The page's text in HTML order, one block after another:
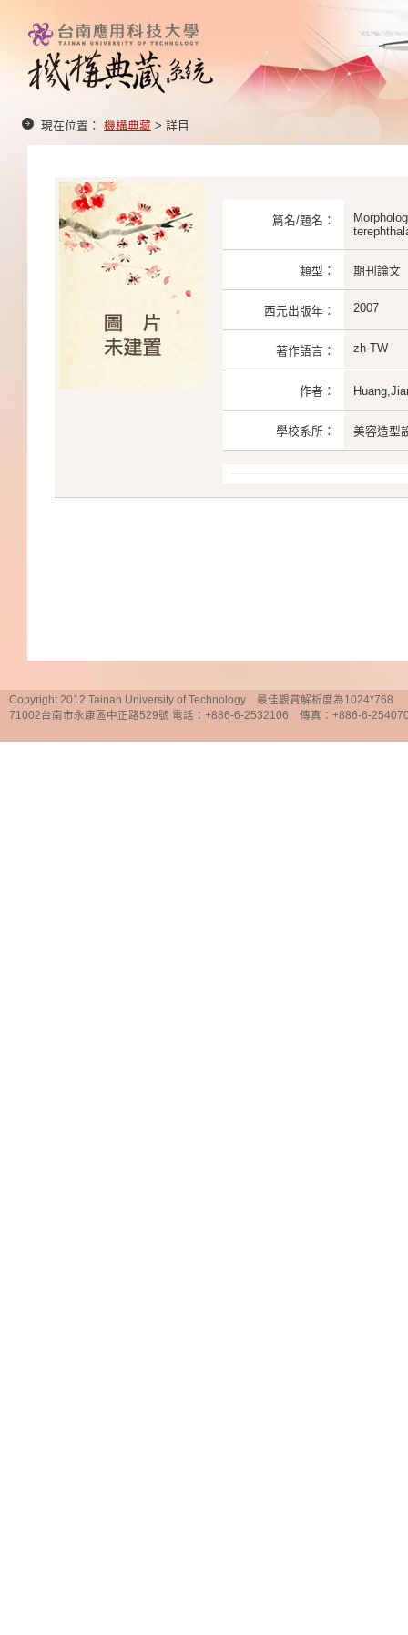
現在位置： 機構典藏 > 詳目
篇名/題名：
類型： 期刊論文
西元出版年： 2007
著作語言： zh-TW
作者：
學校系所： 美容造型
Copyright 2012 Tainan University of Technology 最佳觀賞解析度為1024*768
71002台南市永康區中正路529號 電話：+886-6-2532106 傳真：+886-6-